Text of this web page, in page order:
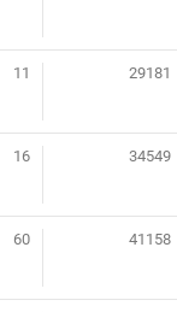
11 29181
16 34549
60 41158